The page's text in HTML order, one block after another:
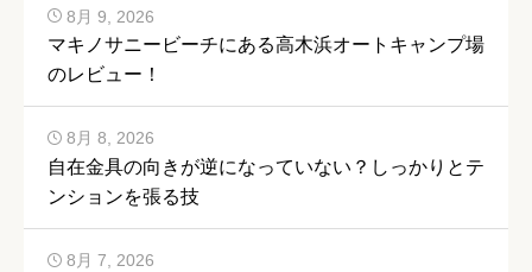
マキノサニービーチにある高木浜オートキャンプ場
のレビュー！
8月 9, 2026
自在金具の向きが逆になっていない？しっかりとテ
ンションを張る技
8月 8, 2026
8月 7, 2026